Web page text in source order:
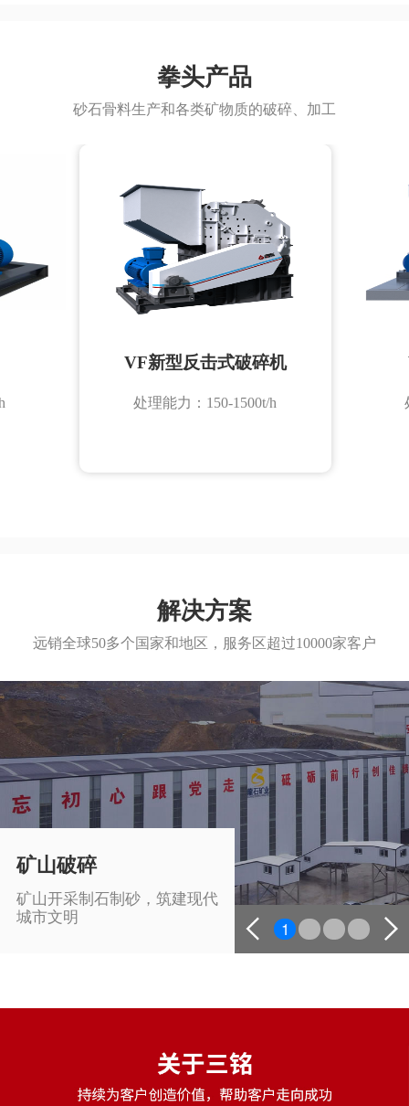
拳头产品
砂石骨料生产和各类矿物质的破碎、加工
VF新型反击式破碎机
处理能力：150-1500t/h
解决方案
远销全球50多个国家和地区，服务区超过10000家客户
矿山破碎
矿山开采制石制砂，筑建现代
城市文明
1